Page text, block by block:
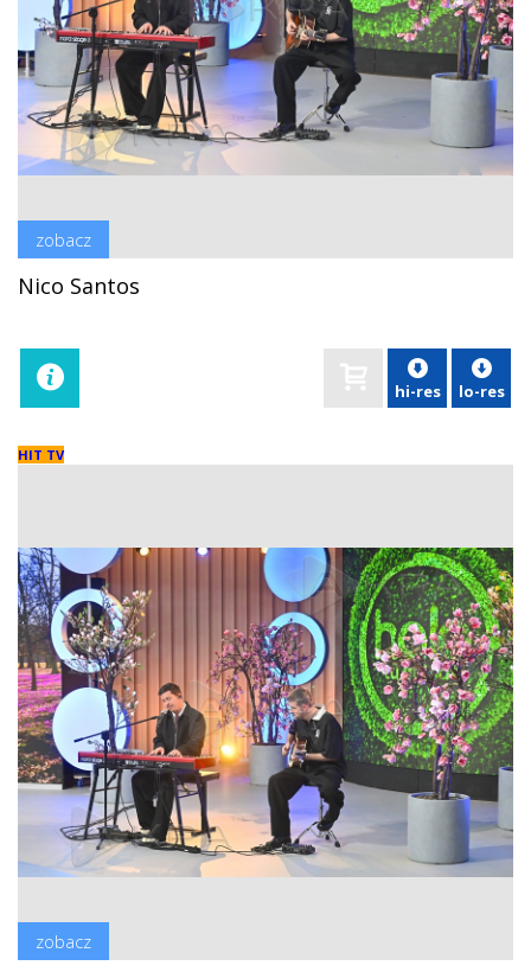
zobacz
Nico Santos
hi-res lo-res
HIT TV
zobacz